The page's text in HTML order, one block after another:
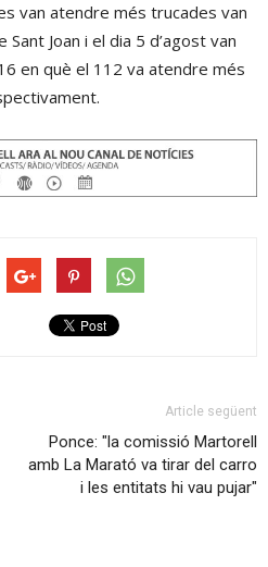
van atendre més trucades van
Joan i el dia 5 d’agost van
en què el 112 va atendre més
Article següent
Ponce: "la comissió Martorell
amb La Marató va tirar del carro
i les entitats hi vau pujar"